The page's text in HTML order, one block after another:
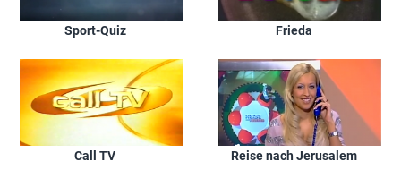
Sport-Quiz Frieda
Call TV Reise nach Jerusalem